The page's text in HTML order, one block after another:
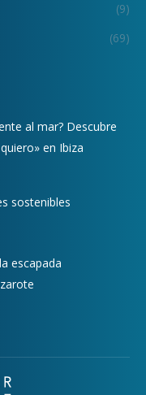
(9)
(69)
al mar? Descubre
en Ibiza
sostenibles
escapada